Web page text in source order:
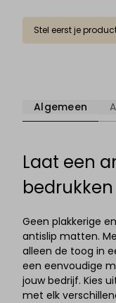
Stel eerst je
Algemeen
Laat een
Geen plakkerige
antislip matten.
alleen de toog in
een eenvoudige
jouw bedrijf. Kies
met elk